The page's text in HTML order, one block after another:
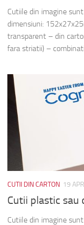
Cutiile din imagine
dimensiuni:
transparent – din
fara striatii) –
CUTII DIN CARTON 19
Cutii plastic sau
Cutiile din imagine